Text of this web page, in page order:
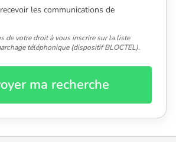
les communications de
de votre droit à vous inscrire sur la liste
téléphonique (dispositif BLOCTEL).
ma recherche